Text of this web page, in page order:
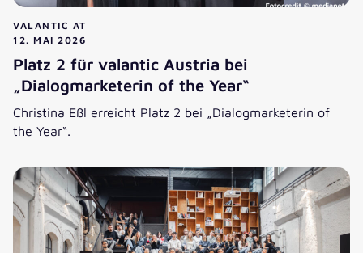
VALANTIC AT
12. MAI 2026
Platz 2 für valantic Austria bei
„Dialogmarketerin of the Year“
Christina Eßl erreicht Platz 2 bei „Dialogmarketerin of
the Year“.